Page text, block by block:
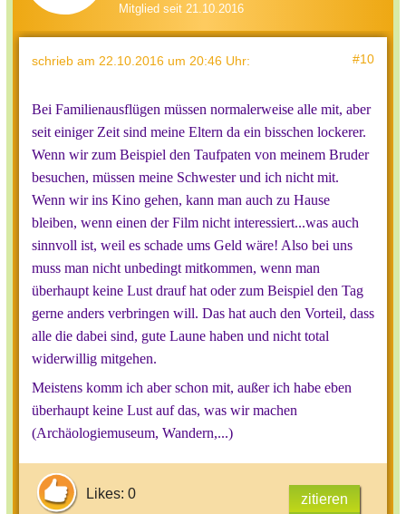
Mitglied seit 21.10.2016
schrieb am 22.10.2016 um 20:46 Uhr: #10
Bei Familienausflügen müssen normalerweise alle mit, aber
seit einiger Zeit sind meine Eltern da ein bisschen lockerer.
Wenn wir zum Beispiel den Taufpaten von meinem Bruder
besuchen, müssen meine Schwester und ich nicht mit.
Wenn wir ins Kino gehen, kann man auch zu Hause
bleiben, wenn einen der Film nicht interessiert...was auch
sinnvoll ist, weil es schade ums Geld wäre! Also bei uns
muss man nicht unbedingt mitkommen, wenn man
überhaupt keine Lust drauf hat oder zum Beispiel den Tag
gerne anders verbringen will. Das hat auch den Vorteil, dass
alle die dabei sind, gute Laune haben und nicht total
widerwillig mitgehen.
Meistens komm ich aber schon mit, außer ich habe eben
überhaupt keine Lust auf das, was wir machen
(Archäologiemuseum, Wandern,...)
Likes: 0 zitieren